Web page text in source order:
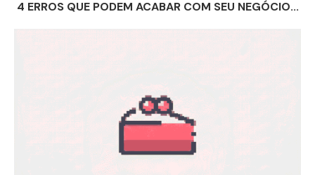
4 ERROS QUE PODEM ACABAR COM SEU NEGÓCIO...